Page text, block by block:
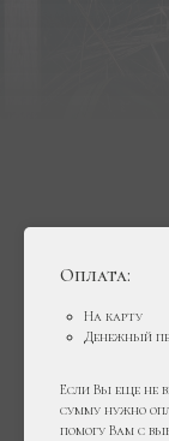
Оплата:
На карту
Денежный
Если Вы еще не
сумму нужно
помогу Вам с